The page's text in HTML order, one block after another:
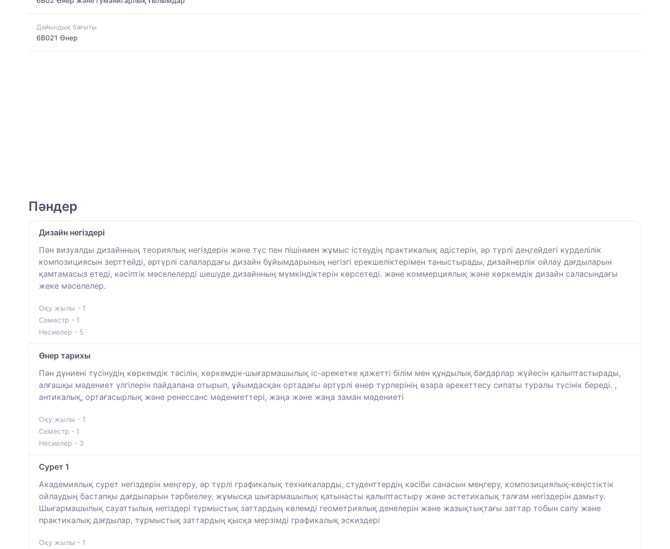
Дайындық бағыты
6B021 Өнер
Пәндер
Дизайн негіздері
Пән визуалды дизайнның теориялық негіздерін және түс пен пішінмен жұмыс істеудің практикалық әдістерін, әр түрлі деңгейдегі күрделілік
композициясын зерттейді, әртүрлі салалардағы дизайн бұйымдарының негізгі ерекшеліктерімен таныстырады, дизайнерлік ойлау дағдыларын
қамтамасыз етеді, кәсіптік мәселелерді шешуде дизайнның мүмкіндіктерін көрсетеді. және коммерциялық және көркемдік дизайн саласындағы
жеке мәселелер.
Оқу жылы - 1
Семестр - 1
Несиелер - 5
Өнер тарихы
Пән дүниені түсінудің көркемдік тәсілін, көркемдік-шығармашылық іс-әрекетке қажетті білім мен құндылық бағдарлар жүйесін қалыптастырады,
алғашқы мәдениет үлгілерін пайдалана отырып, ұйымдасқан ортадағы әртүрлі өнер түрлерінің өзара әрекеттесу сипаты туралы түсінік береді. ,
антикалық, ортағасырлық және ренессанс мәдениеттері, жаңа және жаңа заман мәдениеті
Оқу жылы - 1
Семестр - 1
Несиелер - 3
Сурет 1
Академиялық сурет негіздерін меңгеру, әр түрлі графикалық техникаларды, студенттердің кәсіби санасын меңгеру, композициялық-кеңістіктік
ойлаудың бастапқы дағдыларын тәрбиелеу, жұмысқа шығармашылық қатынасты қалыптастыру және эстетикалық талғам негіздерін дамыту.
Шығармашылық сауаттылық негіздері тұрмыстық заттардың көлемді геометриялық денелерін және жазықтықтағы заттар тобын салу және
практикалық дағдылар, тұрмыстық заттардың қысқа мерзімді графикалық эскиздері
Оқу жылы - 1